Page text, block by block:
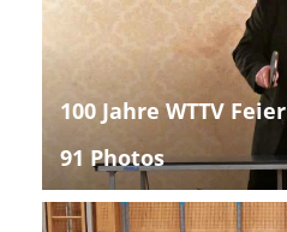
100 Jahre WTTV Feier
91 Photos